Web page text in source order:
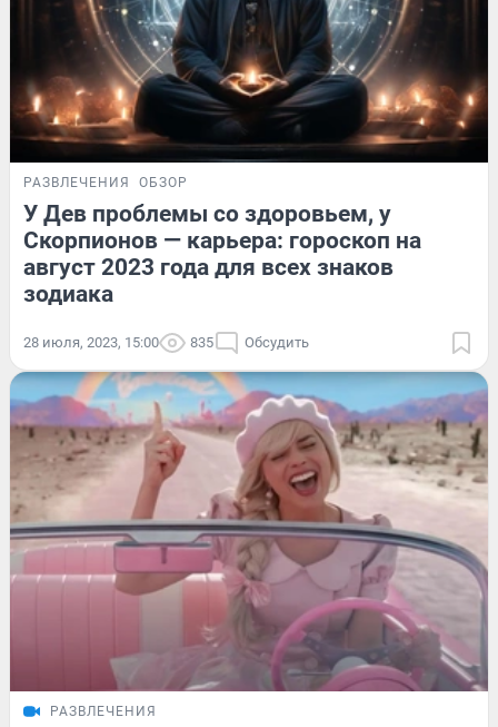
РАЗВЛЕЧЕНИЯ ОБЗОР
У Дев проблемы со здоровьем, у
Скорпионов — карьера: гороскоп на
август 2023 года для всех знаков
зодиака
28 июля, 2023, 15:00 835 Обсудить
РАЗВЛЕЧЕНИЯ